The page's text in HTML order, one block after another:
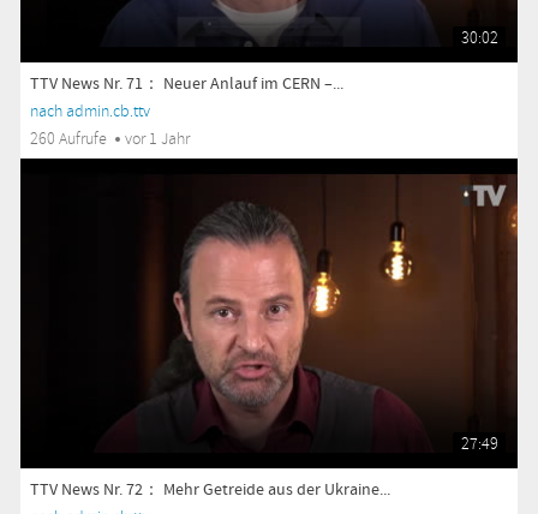
30:02
TTV News Nr. 71： Neuer Anlauf im CERN –...
nach admin.cb.ttv
260 Aufrufe
vor 1 Jahr
27:49
TTV News Nr. 72： Mehr Getreide aus der Ukraine...